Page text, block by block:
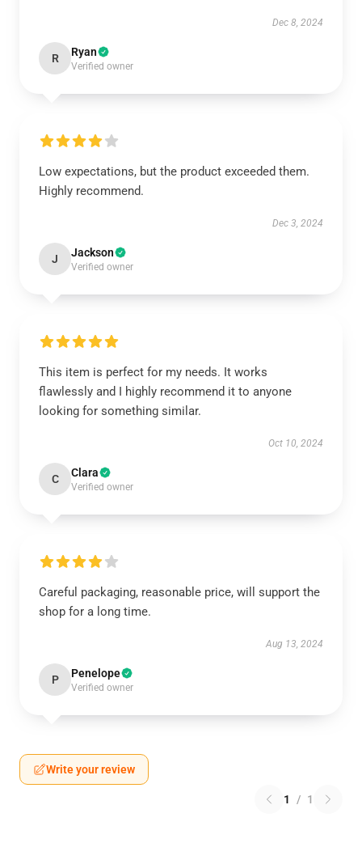
Dec 8, 2024
R Ryan
Verified owner
Low expectations, but the product exceeded them.
Highly recommend.
Dec 3, 2024
J Jackson
Verified owner
This item is perfect for my needs. It works
flawlessly and I highly recommend it to anyone
looking for something similar.
Oct 10, 2024
C Clara
Verified owner
Careful packaging, reasonable price, will support the
shop for a long time.
Aug 13, 2024
P Penelope
Verified owner
Write your review
1 / 1